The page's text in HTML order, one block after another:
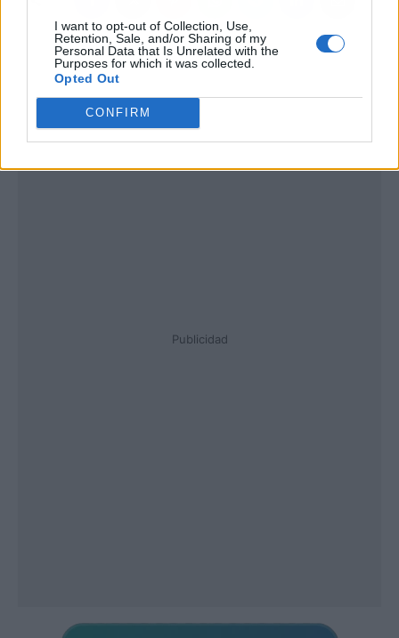
I want to opt-out of Collection, Use,
Retention, Sale, and/or Sharing of my
Personal Data that Is Unrelated with the
Purposes for which it was collected.
Opted Out
CONFIRM
Publicidad